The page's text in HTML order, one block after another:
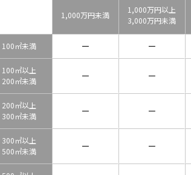
1,000万円未満
1,000万円以上
3,000万円未満
100㎡未満 － －
100㎡以上
200㎡未満
－ －
200㎡以上
300㎡未満
－ －
300㎡以上
500㎡未満
－ －